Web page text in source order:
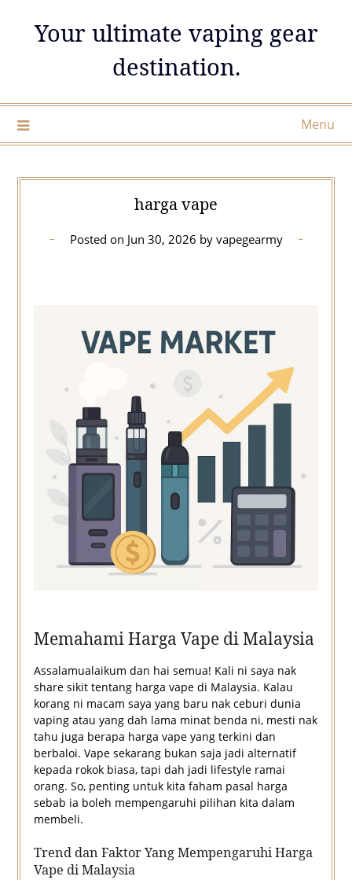
Your ultimate vaping gear
destination.
Menu
harga vape
Posted on Jun 30, 2026 by vapegearmy
Memahami Harga Vape di Malaysia
Assalamualaikum dan hai semua! Kali ni saya nak
share sikit tentang harga vape di Malaysia. Kalau
korang ni macam saya yang baru nak ceburi dunia
vaping atau yang dah lama minat benda ni, mesti nak
tahu juga berapa harga vape yang terkini dan
berbaloi. Vape sekarang bukan saja jadi alternatif
kepada rokok biasa, tapi dah jadi lifestyle ramai
orang. So, penting untuk kita faham pasal harga
sebab ia boleh mempengaruhi pilihan kita dalam
membeli.
Trend dan Faktor Yang Mempengaruhi Harga
Vape di Malaysia